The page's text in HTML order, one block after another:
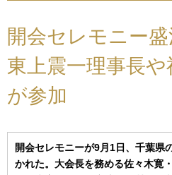
開会セレモニー盛
東上震一理事長や
が参加
開会セレモニーが9月1日、千葉県
かれた。大会長を務める佐々木寛